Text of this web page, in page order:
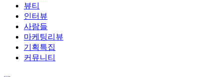
뷰티
인터뷰
사람들
마케팅리뷰
기획특집
커뮤니티